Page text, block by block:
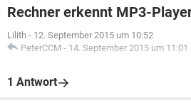
Rechner erkennt MP3-
Lilith - 12. September 2015 um 10:52
PeterCCM - 14. September 2015 um 11:01
1 Antwort